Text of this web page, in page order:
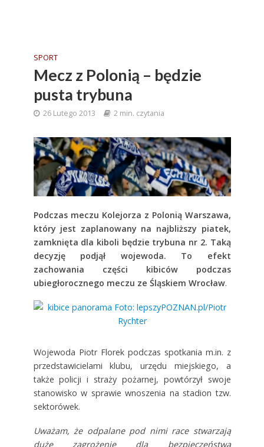
SPORT
Mecz z Polonią – będzie
pusta trybuna
26 Lutego 2013 2 min. czytania
Podczas meczu Kolejorza z Polonią Warszawa,
który jest zaplanowany na najbliższy piatek,
zamknięta dla kiboli będzie trybuna nr 2. Taką
decyzję podjął wojewoda. To efekt
zachowania części kibiców podczas
ubiegłorocznego meczu ze Śląskiem Wrocław.
Wojewoda Piotr Florek podczas spotkania m.in. z
przedstawicielami klubu, urzędu miejskiego, a
także policji i straży pożarnej, powtórzył swoje
stanowisko w sprawie wnoszenia na stadion tzw.
sektorówek.
Uważam, że odpalane pod nimi race stwarzają
duże zagrożenie dla bezpieczeństwa